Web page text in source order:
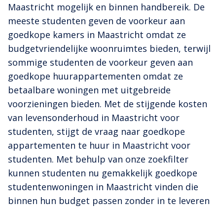
Maastricht mogelijk en binnen handbereik. De
meeste studenten geven de voorkeur aan
goedkope kamers in Maastricht omdat ze
budgetvriendelijke woonruimtes bieden, terwijl
sommige studenten de voorkeur geven aan
goedkope huurappartementen omdat ze
betaalbare woningen met uitgebreide
voorzieningen bieden. Met de stijgende kosten
van levensonderhoud in Maastricht voor
studenten, stijgt de vraag naar goedkope
appartementen te huur in Maastricht voor
studenten. Met behulp van onze zoekfilter
kunnen studenten nu gemakkelijk goedkope
studentenwoningen in Maastricht vinden die
binnen hun budget passen zonder in te leveren